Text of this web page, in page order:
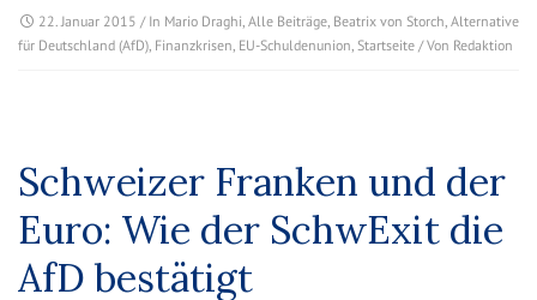
22. Januar 2015 / In Mario Draghi, Alle Beiträge, Beatrix von Storch, Alternative
für Deutschland (AfD), Finanzkrisen, EU-Schuldenunion, Startseite / Von Redaktion
Schweizer Franken und der
Euro: Wie der SchwExit die
AfD bestätigt